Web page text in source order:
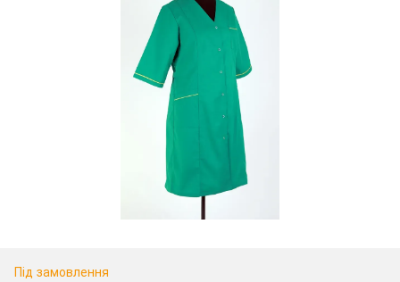
Під замовлення